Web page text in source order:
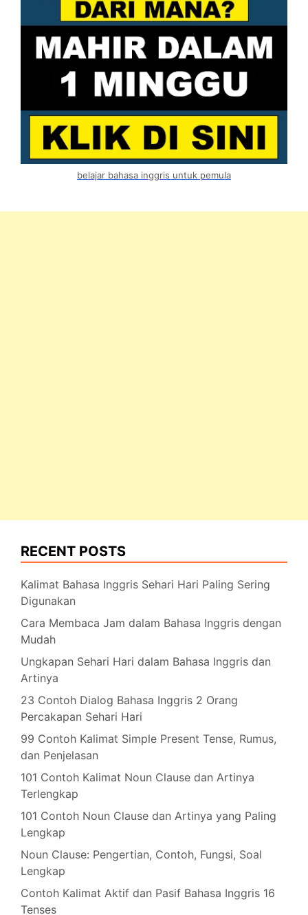
belajar bahasa inggris untuk pemula
RECENT POSTS
Kalimat Bahasa Inggris Sehari Hari Paling Sering
Digunakan
Cara Membaca Jam dalam Bahasa Inggris dengan
Mudah
Ungkapan Sehari Hari dalam Bahasa Inggris dan
Artinya
23 Contoh Dialog Bahasa Inggris 2 Orang
Percakapan Sehari Hari
99 Contoh Kalimat Simple Present Tense, Rumus,
dan Penjelasan
101 Contoh Kalimat Noun Clause dan Artinya
Terlengkap
101 Contoh Noun Clause dan Artinya yang Paling
Lengkap
Noun Clause: Pengertian, Contoh, Fungsi, Soal
Lengkap
Contoh Kalimat Aktif dan Pasif Bahasa Inggris 16
Tenses